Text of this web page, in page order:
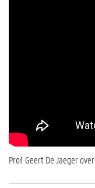
Prof. Geert De Jaeger